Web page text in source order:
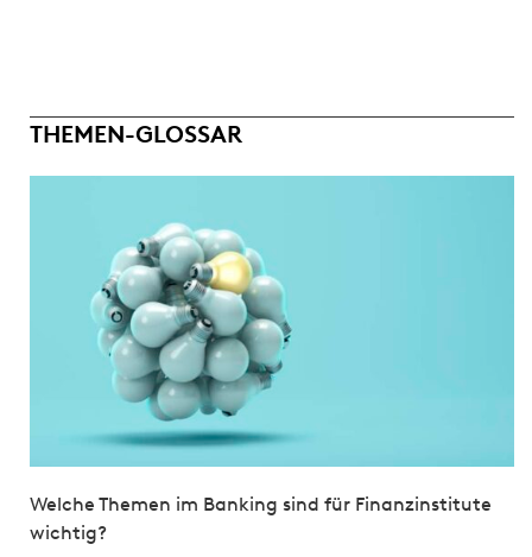
THEMEN-GLOSSAR
Welche Themen im Banking sind für Finanzinstitute
wichtig?